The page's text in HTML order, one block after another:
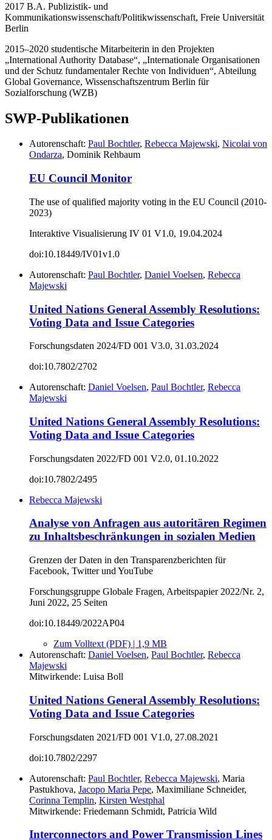
2017 B.A. Publizistik- und
Kommunikationswissenschaft/Politikwissenschaft, Freie Universität
Berlin
2015–2020 studentische Mitarbeiterin in den Projekten
„International Authority Database“, „Internationale Organisationen
und der Schutz fundamentaler Rechte von Individuen“, Abteilung
Global Governance, Wissenschaftszentrum Berlin für
Sozialforschung (WZB)
SWP-Publikationen
Autorenschaft: Paul Bochtler, Rebecca Majewski, Nicolai von
Ondarza, Dominik Rehbaum
EU Council Monitor
The use of qualified majority voting in the EU Council (2010-
2023)
Interaktive Visualisierung IV 01 V1.0, 19.04.2024
doi:10.18449/IV01v1.0
Autorenschaft: Paul Bochtler, Daniel Voelsen, Rebecca
Majewski
United Nations General Assembly Resolutions:
Voting Data and Issue Categories
Forschungsdaten 2024/FD 001 V3.0, 31.03.2024
doi:10.7802/2702
Autorenschaft: Daniel Voelsen, Paul Bochtler, Rebecca
Majewski
United Nations General Assembly Resolutions:
Voting Data and Issue Categories
Forschungsdaten 2022/FD 001 V2.0, 01.10.2022
doi:10.7802/2495
Rebecca Majewski
Analyse von Anfragen aus autoritären Regimen
zu Inhaltsbeschränkungen in sozialen Medien
Grenzen der Daten in den Transparenzberichten für
Facebook, Twitter und YouTube
Forschungsgruppe Globale Fragen, Arbeitspapier 2022/Nr. 2,
Juni 2022, 25 Seiten
doi:10.18449/2022AP04
Zum Volltext (PDF) | 1,9 MB
Autorenschaft: Daniel Voelsen, Paul Bochtler, Rebecca
Majewski
Mitwirkende: Luisa Boll
United Nations General Assembly Resolutions:
Voting Data and Issue Categories
Forschungsdaten 2021/FD 001 V1.0, 27.08.2021
doi:10.7802/2297
Autorenschaft: Paul Bochtler, Rebecca Majewski, Maria
Pastukhova, Jacopo Maria Pepe, Maximiliane Schneider,
Corinna Templin, Kirsten Westphal
Mitwirkende: Friedemann Schmidt, Patricia Wild
Interconnectors and Power Transmission Lines